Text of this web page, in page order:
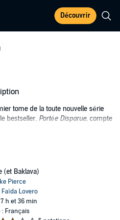
Découvrir
tome de la toute nouvelle série
bestseller, Portée Disparue, compte
cinq étoiles.
des plus prévisible, qu'une vie
un emploi outre Atlantique,
croisière européen haut de
dans un pays différent. London
authentique et passionnante,
(et Baklava)
Pierce
Faïda Lovero
h et 36 min
: Français